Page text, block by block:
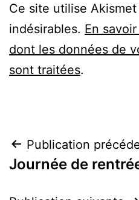
Ce site utilise
indésirables. En
dont les données de
sont traitées.
Navigation
de
Publication
Journée de